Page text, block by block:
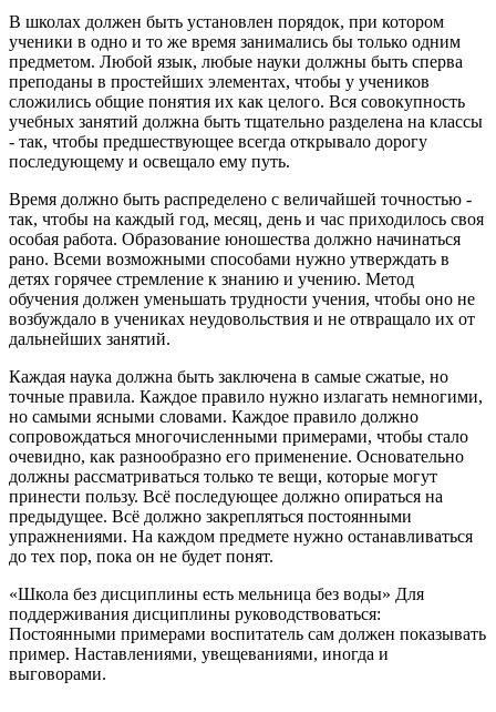
В школах должен быть установлен порядок, при котором
ученики в одно и то же время занимались бы только одним
предметом. Любой язык, любые науки должны быть сперва
преподаны в простейших элементах, чтобы у учеников
сложились общие понятия их как целого. Вся совокупность
учебных занятий должна быть тщательно разделена на классы
- так, чтобы предшествующее всегда открывало дорогу
последующему и освещало ему путь.
Время должно быть распределено с величайшей точностью -
так, чтобы на каждый год, месяц, день и час приходилось своя
особая работа. Образование юношества должно начинаться
рано. Всеми возможными способами нужно утверждать в
детях горячее стремление к знанию и учению. Метод
обучения должен уменьшать трудности учения, чтобы оно не
возбуждало в учениках неудовольствия и не отвращало их от
дальнейших занятий.
Каждая наука должна быть заключена в самые сжатые, но
точные правила. Каждое правило нужно излагать немногими,
но самыми ясными словами. Каждое правило должно
сопровождаться многочисленными примерами, чтобы стало
очевидно, как разнообразно его применение. Основательно
должны рассматриваться только те вещи, которые могут
принести пользу. Всё последующее должно опираться на
предыдущее. Всё должно закрепляться постоянными
упражнениями. На каждом предмете нужно останавливаться
до тех пор, пока он не будет понят.
«Школа без дисциплины есть мельница без воды» Для
поддерживания дисциплины руководствоваться:
Постоянными примерами воспитатель сам должен показывать
пример. Наставлениями, увещеваниями, иногда и
выговорами.